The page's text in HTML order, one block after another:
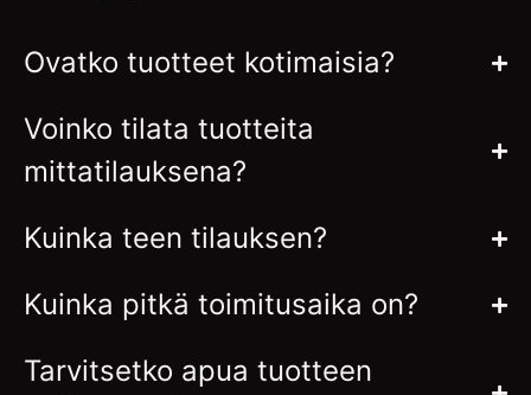
Ovatko tuotteet kotimaisia?
Voinko tilata tuotteita
mittatilauksena?
Kuinka teen tilauksen?
Kuinka pitkä toimitusaika on?
Tarvitsetko apua tuotteen